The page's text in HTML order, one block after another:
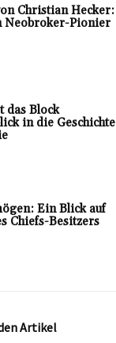
Christian Hecker:
Neobroker-Pionier
das Block
in die Geschichte
Ein Blick auf
Chiefs-Besitzers
Artikel